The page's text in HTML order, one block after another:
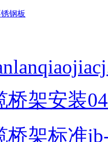
钢板
桥架安装
桥架标准